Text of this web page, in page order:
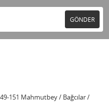
GÖNDER
151 Mahmutbey / Bağcılar /